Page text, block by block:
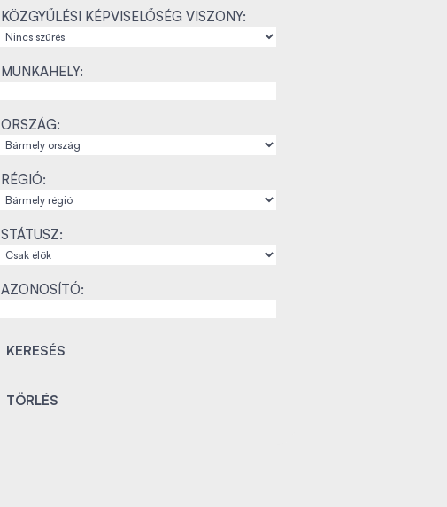
KÖZGYŰLÉSI KÉPVISELŐSÉG VISZONY:
MUNKAHELY:
ORSZÁG:
RÉGIÓ:
STÁTUSZ:
AZONOSÍTÓ: